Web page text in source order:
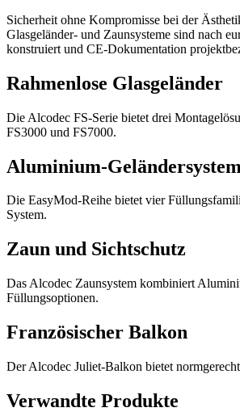
Sicherheit ohne Kompromisse bei der
Glasgeländer- und Zaunsysteme sind nach
konstruiert und CE-Dokumentation
Rahmenlose Glasgeländer
Die Alcodec FS-Serie bietet drei
FS3000 und FS7000.
Aluminium-
Die EasyMod-Reihe bietet vier
System.
Zaun und Sichtschutz
Das Alcodec Zaunsystem kombiniert
Füllungsoptionen.
Französischer Balkon
Der Alcodec Juliet-Balkon bietet
Verwandte Produkte